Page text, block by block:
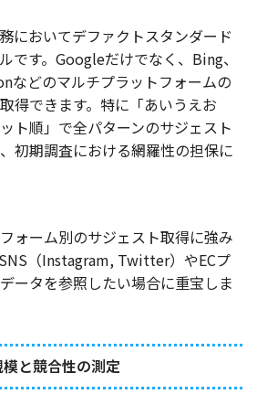
においてデファクトスタンダード
です。Googleだけでなく、Bing、
などのマルチプラットフォームの
得できます。特に「あいうえお
ト順」で全パターンのサジェスト
初期調査における網羅性の担保に
ォーム別のサジェスト取得に強み
（Instagram, Twitter）やECプ
ータを参照したい場合に重宝しま
と競合性の測定